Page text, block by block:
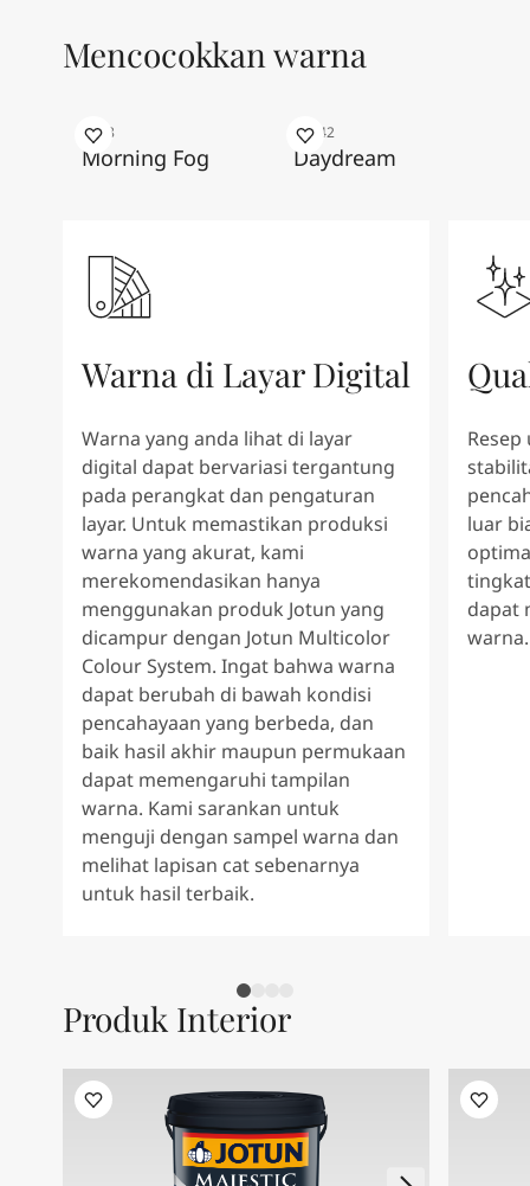
Paint Your Home
Lembar Data
Soulful Spaces - Koleksi Warna Terbaru dari Jotun
Mencocokkan warna
9918
Morning Fog
20142
Daydream
Warna di Layar Digital
Warna yang anda lihat di layar
digital dapat bervariasi tergantung
pada perangkat dan pengaturan
layar. Untuk memastikan produksi
warna yang akurat, kami
merekomendasikan hanya
menggunakan produk Jotun yang
dicampur dengan Jotun Multicolor
Colour System. Ingat bahwa warna
dapat berubah di bawah kondisi
pencahayaan yang berbeda, dan
baik hasil akhir maupun permukaan
dapat memengaruhi tampilan
warna. Kami sarankan untuk
menguji dengan sampel warna dan
melihat lapisan cat sebenarnya
untuk hasil terbaik.
luar
dapat
warna.
Produk Interior